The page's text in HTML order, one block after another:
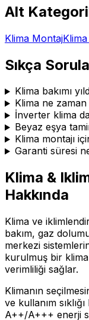
Alt
Klima Montaj
Sıkça
Klima bakımı
Klima ne
İnverter klima
Beyaz eşya
Klima montajı
Garanti süresi
Klima &
Hakkında
Klima ve
bakım, gaz
merkezi
kurulmuş bir
verimliliği sağlar.
Klimanın
ve kullanım
A++/A+++ enerji